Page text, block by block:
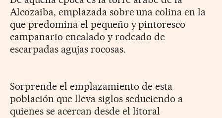
Alcozaiba, emplazada sobre una colina en la
que predomina el pequeño y pintoresco
campanario encalado y rodeado de
escarpadas agujas rocosas.
Sorprende el emplazamiento de esta
población que lleva siglos seduciendo a
quienes se acercan desde el litoral